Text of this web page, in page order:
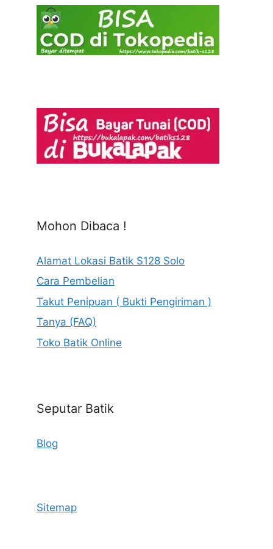
Mohon Dibaca !
Alamat Lokasi Batik S128 Solo
Cara Pembelian
Takut Penipuan ( Bukti Pengiriman )
Tanya (FAQ)
Toko Batik Online
Seputar Batik
Blog
Sitemap